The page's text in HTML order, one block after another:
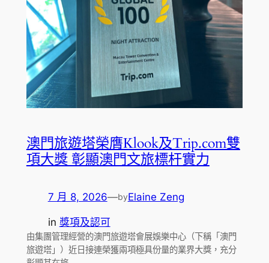
澳門旅遊塔榮膺Klook及Trip.com雙
項大獎 彰顯澳門文旅標杆實力
7 月 8, 2026—byElaine Zeng
in 獎項及認可
由集團管理經營的澳門旅遊塔會展娛樂中心（下稱「澳門
旅遊塔」）近日接連榮獲兩項極具份量的業界大獎，充分